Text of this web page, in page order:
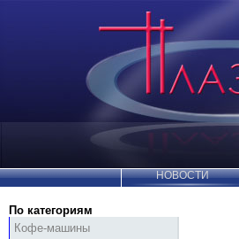
НОВОСТИ
По категориям
Кофе-машины